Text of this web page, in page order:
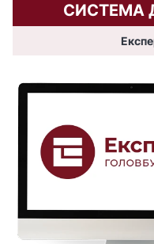
СИСТЕМА